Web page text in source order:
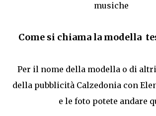
musiche
Come si chiama la modella
Per il nome della modella o di
della pubblicità Calzedonia con
e le foto potete andare